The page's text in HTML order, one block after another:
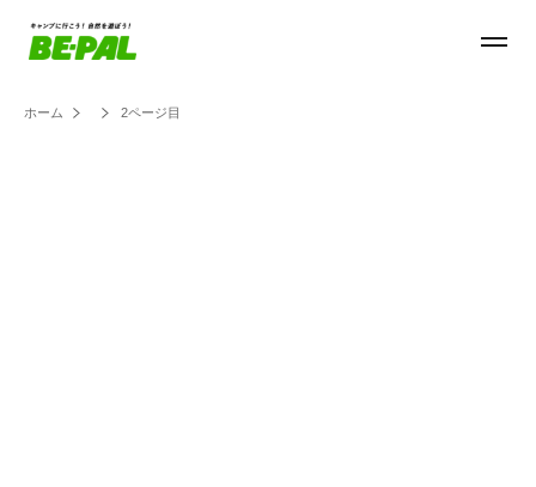
ホーム 2ページ目